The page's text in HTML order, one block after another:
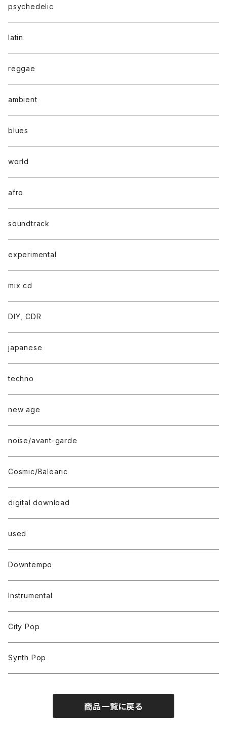
psychedelic
latin
reggae
ambient
blues
world
afro
soundtrack
experimental
mix cd
DIY, CDR
japanese
techno
new age
noise/avant-garde
Cosmic/Balearic
digital download
used
Downtempo
Instrumental
City Pop
Synth Pop
商品一覧に戻る